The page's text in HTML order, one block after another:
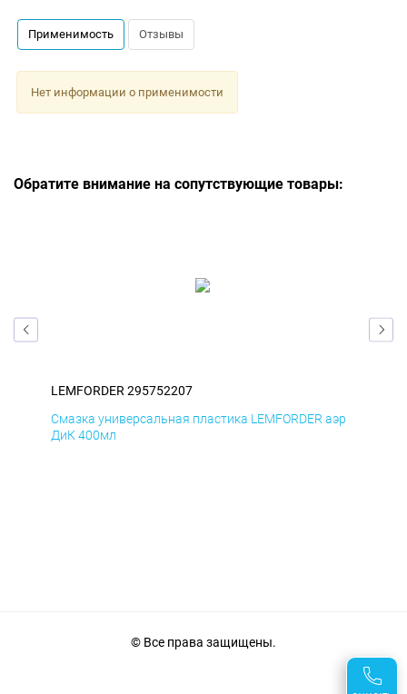
Применимость Отзывы
Нет информации о применимости
Обратите внимание на сопутствующие товары:
LEMFORDER 295752207
Смазка универсальная пластика LEMFORDER аэр
ДиК 400мл
© Все права защищены.